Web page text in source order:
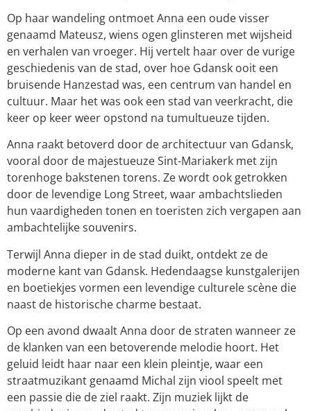
Op haar wandeling ontmoet Anna een oude visser
genaamd Mateusz, wiens ogen glinsteren met wijsheid
en verhalen van vroeger. Hij vertelt haar over de vurige
geschiedenis van de stad, over hoe Gdansk ooit een
bruisende Hanzestad was, een centrum van handel en
cultuur. Maar het was ook een stad van veerkracht, die
keer op keer weer opstond na tumultueuze tijden.
Anna raakt betoverd door de architectuur van Gdansk,
vooral door de majestueuze Sint-Mariakerk met zijn
torenhoge bakstenen torens. Ze wordt ook getrokken
door de levendige Long Street, waar ambachtslieden
hun vaardigheden tonen en toeristen zich vergapen aan
ambachtelijke souvenirs.
Terwijl Anna dieper in de stad duikt, ontdekt ze de
moderne kant van Gdansk. Hedendaagse kunstgalerijen
en boetiekjes vormen een levendige culturele scène die
naast de historische charme bestaat.
Op een avond dwaalt Anna door de straten wanneer ze
de klanken van een betoverende melodie hoort. Het
geluid leidt haar naar een klein pleintje, waar een
straatmuzikant genaamd Michal zijn viool speelt met
een passie die de ziel raakt. Zijn muziek lijkt de